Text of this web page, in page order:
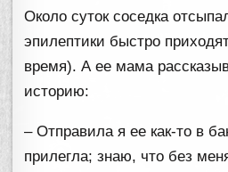
Около суток соседка
эпилептики быстро
время). А ее мама
историю:
– Отправила я ее как-то в
прилегла; знаю, что без